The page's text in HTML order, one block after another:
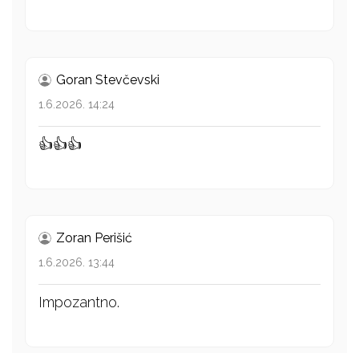
Goran Stevčevski
1.6.2026. 14:24
👍👍👍
Zoran Perišić
1.6.2026. 13:44
Impozantno.